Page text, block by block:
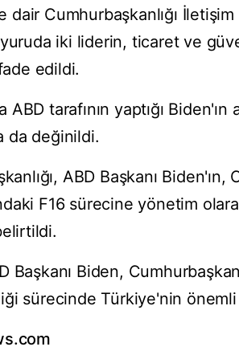
dair Cumhurbaşkanlığı İletişim
iki liderin, ticaret ve
edildi.
ABD tarafının yaptığı
da değinildi.
ABD Başkanı
F16 sürecine yönetim
Başkanı Biden,
sürecinde Türkiye'nin